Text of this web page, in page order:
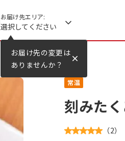
お届け先の変更は
ありませんか？
お届け先エリア:
選択してください
常温
刻みた
（2）